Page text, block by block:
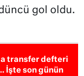
gol oldu.
transfer defteri
İşte son günün